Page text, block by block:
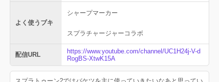
よく使うブキ
シャープマーカー
スプラチャージャーコラボ
配信URL
https://www.youtube.com/channel/UC1H24j-V-d
RogBS-XtwK15A